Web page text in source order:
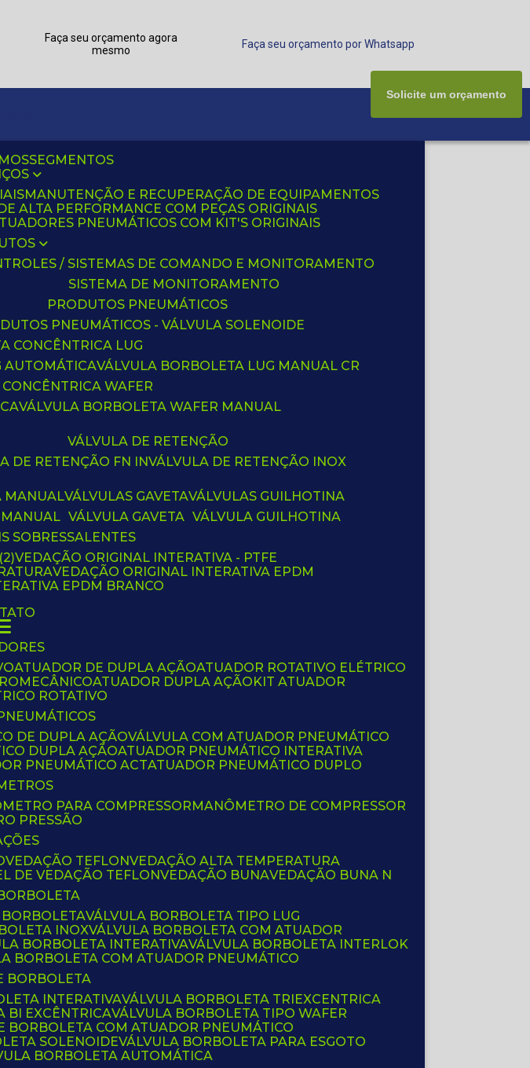
Faça seu orçamento agora
mesmo
Faça seu orçamento por Whatsapp
SEGMENTOS
MANUTENÇÃO E RECUPERAÇÃO DE EQUIPAMENTOS
ALTA PERFORMANCE COM PEÇAS ORIGINAIS
PNEUMÁTICOS COM KIT'S ORIGINAIS
/ SISTEMAS DE COMANDO E MONITORAMENTO
SISTEMA DE MONITORAMENTO
PRODUTOS PNEUMÁTICOS
PNEUMÁTICOS - VÁLVULA SOLENOIDE
CONCÊNTRICA LUG
AUTOMÁTICA VÁLVULA BORBOLETA LUG MANUAL CR
WAFER
VÁLVULA BORBOLETA WAFER MANUAL
VÁLVULA DE RETENÇÃO
DE RETENÇÃO FN IN VÁLVULA DE RETENÇÃO INOX
MANUAL
MANUAL
VÁLVULAS GAVETA
VÁLVULA GAVETA
VÁLVULAS GUILHOTINA
VÁLVULA GUILHOTINA
SOBRESSALENTES
VEDAÇÃO ORIGINAL INTERATIVA - PTFE
VEDAÇÃO ORIGINAL INTERATIVA EPDM
EPDM BRANCO
ATUADOR DE DUPLA AÇÃO
ATUADOR ROTATIVO ELÉTRICO
ATUADOR DUPLA AÇÃO
KIT ATUADOR
ROTATIVO
DE DUPLA AÇÃO VÁLVULA COM ATUADOR PNEUMÁTICO
DUPLA AÇÃO
ATUADOR PNEUMÁTICO INTERATIVA
PNEUMÁTICO ACT
ATUADOR PNEUMÁTICO DUPLO
PARA COMPRESSOR
MANÔMETRO DE COMPRESSOR
PRESSÃO
VEDAÇÃO TEFLON
VEDAÇÃO ALTA TEMPERATURA
DE VEDAÇÃO TEFLON VEDAÇÃO BUNA VEDAÇÃO BUNA N
BORBOLETA VÁLVULA BORBOLETA TIPO LUG
INOX VÁLVULA BORBOLETA COM ATUADOR
BORBOLETA INTERATIVA VÁLVULA BORBOLETA INTERLOK
BORBOLETA COM ATUADOR PNEUMÁTICO
BORBOLETA
INTERATIVA VÁLVULA BORBOLETA TRIEXCENTRICA
BI EXCÊNTRICA VÁLVULA BORBOLETA TIPO WAFER
BORBOLETA COM ATUADOR PNEUMÁTICO
SOLENOIDE VÁLVULA BORBOLETA PARA ESGOTO
BORBOLETA AUTOMÁTICA
Solicite um orçamento